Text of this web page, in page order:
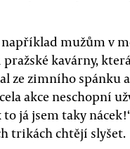
například mužům v
kavárny,
ze zimního spánku
akce neschopní
já jsem taky
trikách chtějí slyšet.